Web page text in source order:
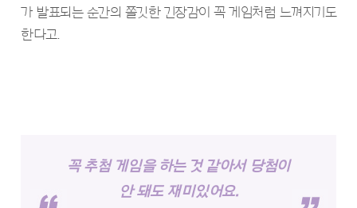
가 발표되는 순간의 쫄깃한 긴장감이 꼭 게임처럼 느껴지기도
한다고.
꼭 추첨 게임을 하는 것 같아서 당첨이
안 돼도 재미있어요.